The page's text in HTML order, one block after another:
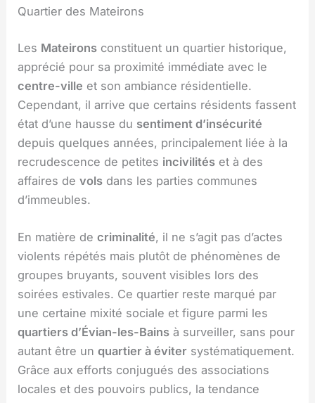
Quartier des Mateirons
Les Mateirons constituent un quartier historique,
apprécié pour sa proximité immédiate avec le
centre-ville et son ambiance résidentielle.
Cependant, il arrive que certains résidents fassent
état d’une hausse du sentiment d’insécurité
depuis quelques années, principalement liée à la
recrudescence de petites incivilités et à des
affaires devols dans les parties communes
d’immeubles.
En matière decriminalité, il ne s’agit pas d’actes
violents répétés mais plutôt de phénomènes de
groupes bruyants, souvent visibles lors des
soirées estivales. Ce quartier reste marqué par
une certaine mixité sociale et figure parmi les
quartiers d’Évian-les-Bains à surveiller, sans pour
autant être unquartier à éviter systématiquement.
Grâce aux efforts conjugués des associations
locales et des pouvoirs publics, la tendance